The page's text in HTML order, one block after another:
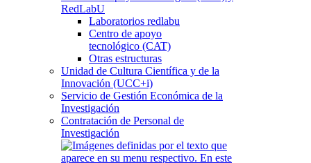
RedLabU
Laboratorios redlabu
Centro de apoyo
tecnológico (CAT)
Otras estructuras
Unidad de Cultura Científica y de la
Innovación (UCC+i)
Servicio de Gestión Económica de la
Investigación
Contratación de Personal de
Investigación